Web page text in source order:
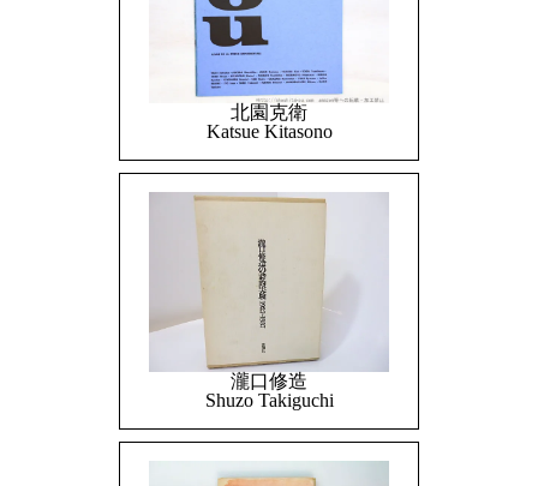
北園克衛
Katsue Kitasono
瀧口修造
Shuzo Takiguchi